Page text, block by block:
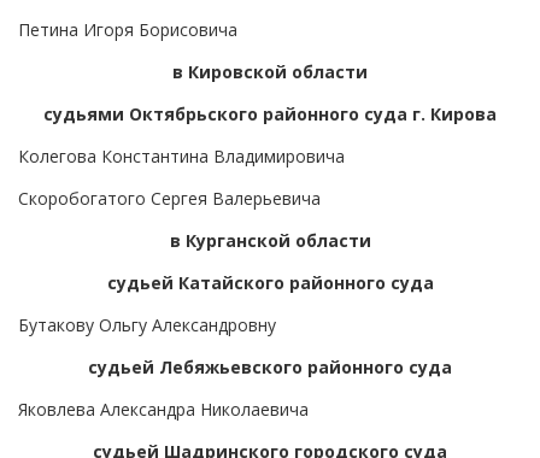
Петина Игоря Борисовича
в Кировской области
судьями Октябрьского районного суда г. Кирова
Колегова Константина Владимировича
Скоробогатого Сергея Валерьевича
в Курганской области
судьей Катайского районного суда
Бутакову Ольгу Александровну
судьей Лебяжьевского районного суда
Яковлева Александра Николаевича
судьей Шадринского городского суда